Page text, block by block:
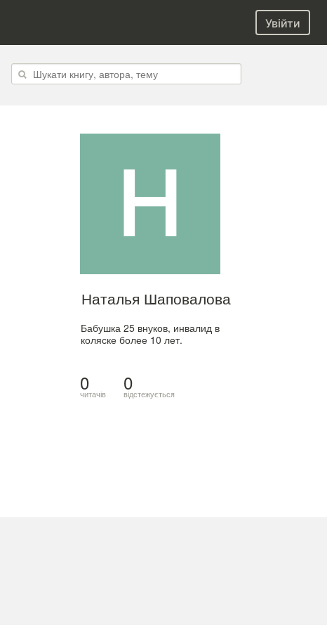
Увійти
Наталья Шаповалова
Бабушка 25 внуков, инвалид в
коляске более 10 лет.
0
читачів 0
відстежується